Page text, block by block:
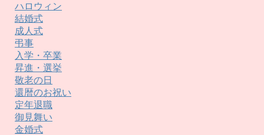
ハロウィン
結婚式
成人式
弔事
入学・卒業
昇進・選挙
敬老の日
還暦のお祝い
定年退職
御見舞い
金婚式